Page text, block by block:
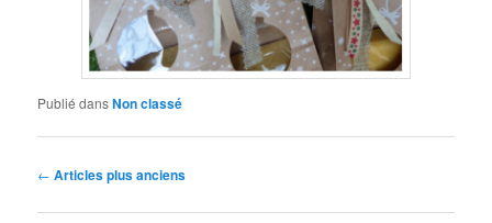
Publié dansNon classé
Navigation
articles
← Articles plus anciens